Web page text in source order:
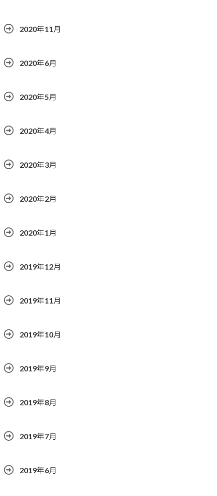
2020年11月
2020年6月
2020年5月
2020年4月
2020年3月
2020年2月
2020年1月
2019年12月
2019年11月
2019年10月
2019年9月
2019年8月
2019年7月
2019年6月